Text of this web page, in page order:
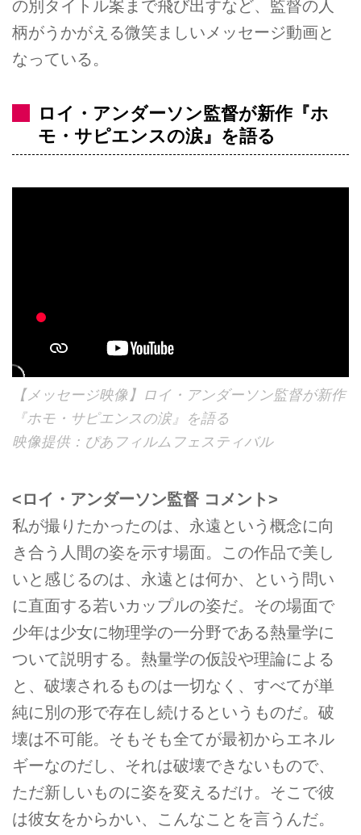
の別タイトル案まで飛び出すなど、監督の人
柄がうかがえる微笑ましいメッセージ動画と
なっている。
ロイ・アンダーソン監督が新作『ホ
モ・サピエンスの涙』を語る
【メッセージ映像】ロイ・アンダーソン監督が新作
『ホモ・サピエンスの涙』を語る
映像提供：ぴあフィルムフェスティバル
<ロイ・アンダーソン監督 コメント>
私が撮りたかったのは、永遠という概念に向
き合う人間の姿を示す場面。この作品で美し
いと感じるのは、永遠とは何か、という問い
に直面する若いカップルの姿だ。その場面で
少年は少女に物理学の一分野である熱量学に
ついて説明する。熱量学の仮設や理論による
と、破壊されるものは一切なく、すべてが単
純に別の形で存在し続けるというものだ。破
壊は不可能。そもそも全てが最初からエネル
ギーなのだし、それは破壊できないもので、
ただ新しいものに姿を変えるだけ。そこで彼
は彼女をからかい、こんなことを言うんだ。